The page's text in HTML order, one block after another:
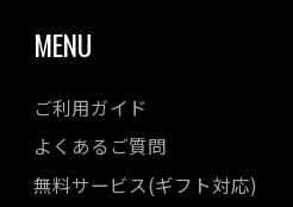
MENU
ご利用ガイド
よくあるご質問
無料サービス(ギフト対応)